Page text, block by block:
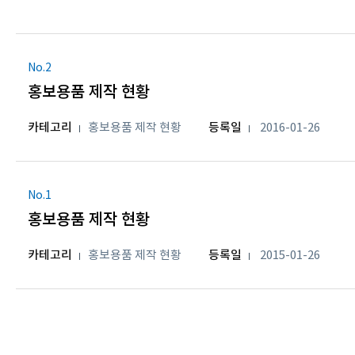
No.2
홍보용품 제작 현황
카테고리 홍보용품 제작 현황 등록일 2016-01-26
No.1
홍보용품 제작 현황
카테고리 홍보용품 제작 현황 등록일 2015-01-26